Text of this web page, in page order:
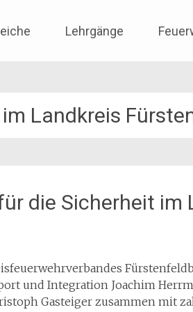
Lehrgänge
Landkreis
die Sicherheit im
und Integration Joachim
Gasteiger zusammen mit